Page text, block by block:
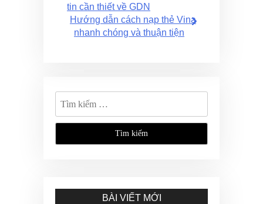
hướng
bài
tin cần thiết về GDN
Hướng dẫn cách nạp thẻ Vina
nhanh chóng và thuận tiện
Tìm
kiếm
cho:
BÀI VIẾT MỚI